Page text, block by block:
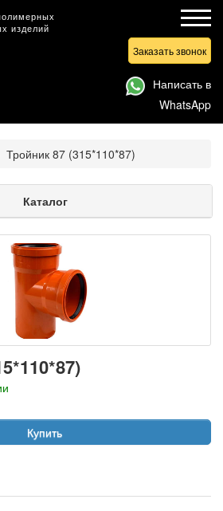
изделий
Заказать звонок
Написать в
WhatsApp
Тройник 87 (315*110*87)
Каталог
Купить